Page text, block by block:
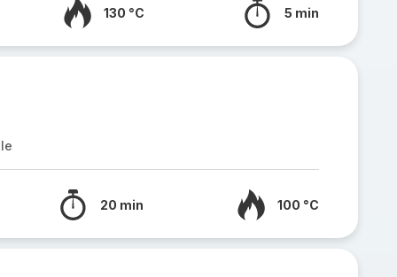
130 °C 5 min
20 min 100 °C